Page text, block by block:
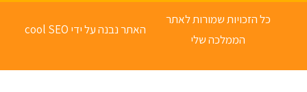
כל הזכויות שמורות לאתר
הממלכה שלי
האתר נבנה על ידי cool SEO